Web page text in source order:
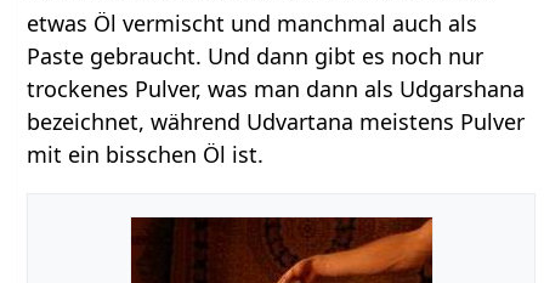
etwas Öl vermischt und manchmal auch als
Paste gebraucht. Und dann gibt es noch nur
trockenes Pulver, was man dann als Udgarshana
bezeichnet, während Udvartana meistens Pulver
mit ein bisschen Öl ist.